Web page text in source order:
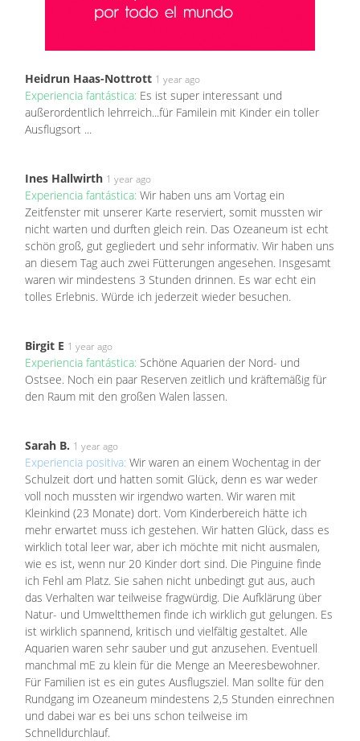
Heidrun Haas-Nottrott 1 year ago
Experiencia fantástica: Es ist super interessant und
außerordentlich lehrreich...für Familein mit Kinder ein toller
Ausflugsort ...
Ines Hallwirth 1 year ago
Experiencia fantástica: Wir haben uns am Vortag ein
Zeitfenster mit unserer Karte reserviert, somit mussten wir
nicht warten und durften gleich rein. Das Ozeaneum ist echt
schön groß, gut gegliedert und sehr informativ. Wir haben uns
an diesem Tag auch zwei Fütterungen angesehen. Insgesamt
waren wir mindestens 3 Stunden drinnen. Es war echt ein
tolles Erlebnis. Würde ich jederzeit wieder besuchen.
Birgit E 1 year ago
Experiencia fantástica: Schöne Aquarien der Nord- und
Ostsee. Noch ein paar Reserven zeitlich und kräftemäßig für
den Raum mit den großen Walen lassen.
Sarah B. 1 year ago
Experiencia positiva: Wir waren an einem Wochentag in der
Schulzeit dort und hatten somit Glück, denn es war weder
voll noch mussten wir irgendwo warten. Wir waren mit
Kleinkind (23 Monate) dort. Vom Kinderbereich hätte ich
mehr erwartet muss ich gestehen. Wir hatten Glück, dass es
wirklich total leer war, aber ich möchte mit nicht ausmalen,
wie es ist, wenn nur 20 Kinder dort sind. Die Pinguine finde
ich Fehl am Platz. Sie sahen nicht unbedingt gut aus, auch
das Verhalten war teilweise fragwürdig. Die Aufklärung über
Natur- und Umweltthemen finde ich wirklich gut gelungen. Es
ist wirklich spannend, kritisch und vielfältig gestaltet. Alle
Aquarien waren sehr sauber und gut anzusehen. Eventuell
manchmal mE zu klein für die Menge an Meeresbewohner.
Für Familien ist es ein gutes Ausflugsziel. Man sollte für den
Rundgang im Ozeaneum mindestens 2,5 Stunden einrechnen
und dabei war es bei uns schon teilweise im
Schnelldurchlauf.